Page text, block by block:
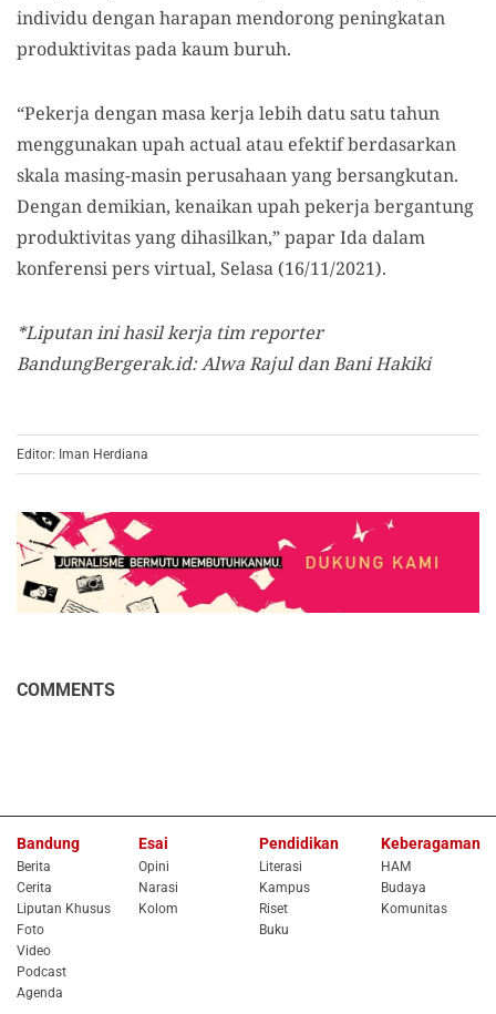
individu dengan harapan mendorong peningkatan
produktivitas pada kaum buruh.
“Pekerja dengan masa kerja lebih datu satu tahun
menggunakan upah actual atau efektif berdasarkan
skala masing-masin perusahaan yang bersangkutan.
Dengan demikian, kenaikan upah pekerja bergantung
produktivitas yang dihasilkan,” papar Ida dalam
konferensi pers virtual, Selasa (16/11/2021).
*Liputan ini hasil kerja tim reporter
BandungBergerak.id: Alwa Rajul dan Bani Hakiki
Editor: Iman Herdiana
COMMENTS
Bandung
Berita
Cerita
Liputan Khusus
Foto
Video
Podcast
Agenda
Esai
Opini
Narasi
Kolom
Pendidikan
Literasi
Kampus
Riset
Buku
Keberagaman
HAM
Budaya
Komunitas